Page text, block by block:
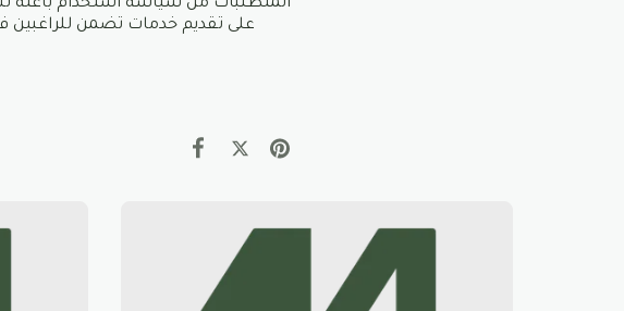
على تقديم خدمات تضمن للراغبين في